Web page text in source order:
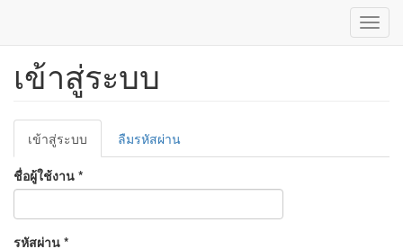
ข้าม
เนื้อหา
เข้าสู่ระบบ
Primary
tabs
เข้าสู่ระบบ
ปัจจุบัน)
ลืมรหัสผ่าน
ชื่อผู้ใช้งาน *
รหัสผ่าน *